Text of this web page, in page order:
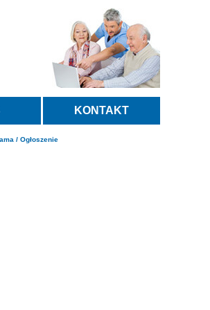
KONTAKT
/ Ogłoszenie